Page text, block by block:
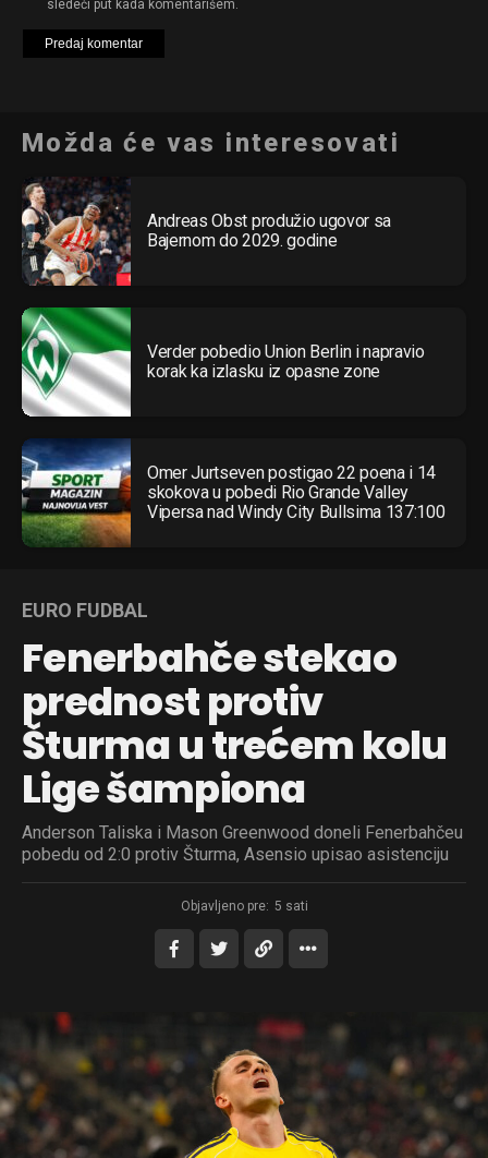
sledeći put kada komentarišem.
Možda će vas interesovati
Andreas Obst produžio ugovor sa
Bajernom do 2029. godine
Verder pobedio Union Berlin i napravio
korak ka izlasku iz opasne zone
Omer Jurtseven postigao 22 poena i 14
skokova u pobedi Rio Grande Valley
Vipersa nad Windy City Bullsima 137:100
EURO FUDBAL
Fenerbahče stekao
prednost protiv
Šturma u trećem kolu
Lige šampiona
Anderson Taliska i Mason Greenwood doneli Fenerbahčeu
pobedu od 2:0 protiv Šturma, Asensio upisao asistenciju
Objavljeno pre: 5 sati